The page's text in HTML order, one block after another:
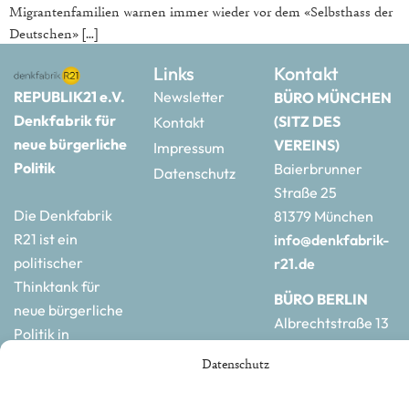
Datenschutz
Migrantenfamilien warnen immer wieder vor dem «Selbsthass der
Deutschen» […]
REPUBLIK21 e.V.
Denkfabrik für
neue bürgerliche
Politik
Die Denkfabrik
R21 ist ein
politischer
Thinktank für
neue bürgerliche
Politik in
Links
Newsletter
Kontakt
Impressum
Datenschutz
Kontakt
BÜRO MÜNCHEN
(SITZ DES
VEREINS)
Baierbrunner
Straße 25
81379 München
info@denkfabrik-
r21.de
BÜRO BERLIN
Albrechtstraße 13